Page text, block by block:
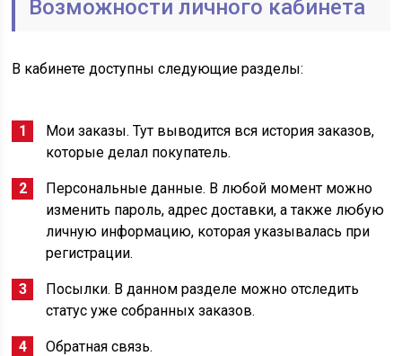
Возможности личного кабинета
В кабинете доступны следующие разделы:
Мои заказы. Тут выводится вся история заказов,
которые делал покупатель.
Персональные данные. В любой момент можно
изменить пароль, адрес доставки, а также любую
личную информацию, которая указывалась при
регистрации.
Посылки. В данном разделе можно отследить
статус уже собранных заказов.
Обратная связь.